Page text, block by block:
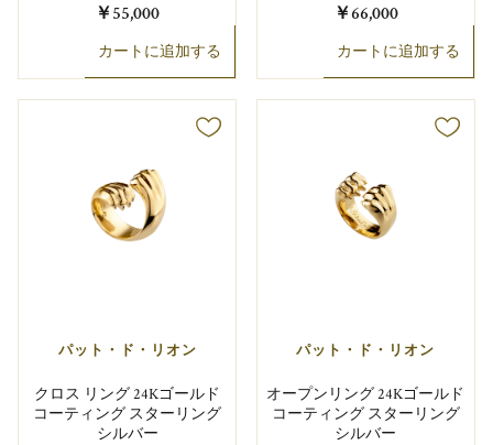
￥55,000
カートに追加する
￥66,000
カートに追加する
パット・ド・リオン
クロス リング 24Kゴールド
コーティング スターリング
シルバー
パット・ド・リオン
オープンリング 24Kゴールド
コーティング スターリング
シルバー